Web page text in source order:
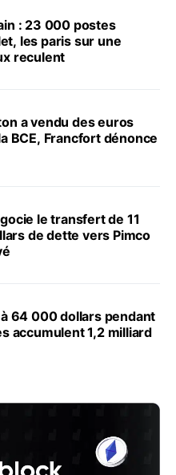
: 23 000 postes
les paris sur une
reculent
a vendu des euros
BCE, Francfort dénonce
le transfert de 11
de dette vers Pimco
64 000 dollars pendant
accumulent 1,2 milliard